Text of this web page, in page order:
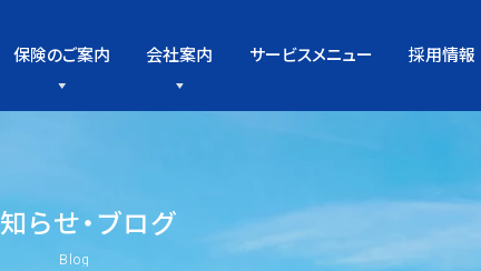
保険のご案内 会社案内 サービスメニュー 採用情報
知らせ・ブログ
Blog